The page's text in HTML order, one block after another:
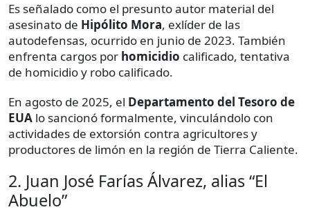
Es señalado como el presunto autor material del
asesinato de Hipólito Mora, exlíder de las
autodefensas, ocurrido en junio de 2023. También
enfrenta cargos por homicidio calificado, tentativa
de homicidio y robo calificado.
En agosto de 2025, el Departamento del Tesoro de
EUA lo sancionó formalmente, vinculándolo con
actividades de extorsión contra agricultores y
productores de limón en la región de Tierra Caliente.
2. Juan José Farías Álvarez, alias “El
Abuelo”